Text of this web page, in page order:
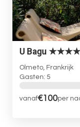
U Bagu ★★★★
Olmeto, Frankrijk
Gasten: 5
vanaf€100per